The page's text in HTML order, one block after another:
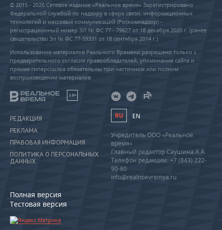
© 2015 - 2026 Сетевое издание «Реальное время» Зарегистрировано
Федеральной службой по надзору в сфере связи, информационных
технологий и массовых коммуникаций (Роскомнадзор) –
регистрационный номер ЭЛ № ФС 77 - 79627 от 18 декабря 2020 г. (ранее
свидетельство Эл № ФС 77-59331 от 18 сентября 2014 г.)
Использование материалов Реального Времени разрешено только с
предварительного согласия правообладателей, упоминание сайта и
прямая гиперссылка обязательны при частичном или полном
воспроизведении материалов.
18+
РЕДАКЦИЯ
РЕКЛАМА
ПРАВОВАЯ ИНФОРМАЦИЯ
ПОЛИТИКА О ПЕРСОНАЛЬНЫХ
ДАННЫХ
Полная версия
Тестовая версия
RU EN
Учредитель ООО «Реальное
время»
Главный редактор Саушина А.А.
Телефон редакции: +7 (843) 222-
90-80
info@realnoevremya.ru